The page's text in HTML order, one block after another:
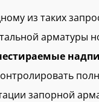
из таких
арматуры
запорной